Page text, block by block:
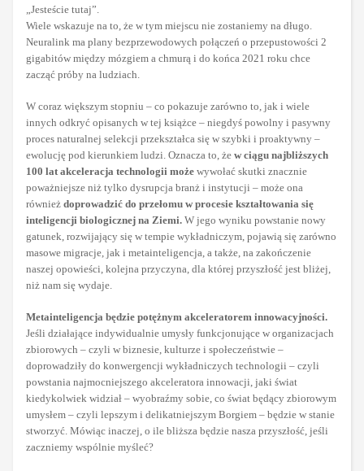
„Jesteście tutaj”.
Wiele wskazuje na to, że w tym miejscu nie zostaniemy na długo.
Neuralink ma plany bezprzewodowych połączeń o przepustowości 2
gigabitów między mózgiem a chmurą i do końca 2021 roku chce
zacząć próby na ludziach.
W coraz większym stopniu – co pokazuje zarówno to, jak i wiele
innych odkryć opisanych w tej książce – niegdyś powolny i pasywny
proces naturalnej selekcji przekształca się w szybki i proaktywny –
ewolucję pod kierunkiem ludzi. Oznacza to, że w ciągu najbliższych
100 lat akceleracja technologii może wywołać skutki znacznie
poważniejsze niż tylko dysrupcja branż i instytucji – może ona
również doprowadzić do przełomu w procesie kształtowania się
inteligencji biologicznej na Ziemi. W jego wyniku powstanie nowy
gatunek, rozwijający się w tempie wykładniczym, pojawią się zarówno
masowe migracje, jak i metainteligencja, a także, na zakończenie
naszej opowieści, kolejna przyczyna, dla której przyszłość jest bliżej,
niż nam się wydaje.
Metainteligencja będzie potężnym akceleratorem innowacyjności.
Jeśli działające indywidualnie umysły funkcjonujące w organizacjach
zbiorowych – czyli w biznesie, kulturze i społeczeństwie –
doprowadziły do konwergencji wykładniczych technologii – czyli
powstania najmocniejszego akceleratora innowacji, jaki świat
kiedykolwiek widział – wyobraźmy sobie, co świat będący zbiorowym
umysłem – czyli lepszym i delikatniejszym Borgiem – będzie w stanie
stworzyć. Mówiąc inaczej, o ile bliższa będzie nasza przyszłość, jeśli
zaczniemy wspólnie myśleć?